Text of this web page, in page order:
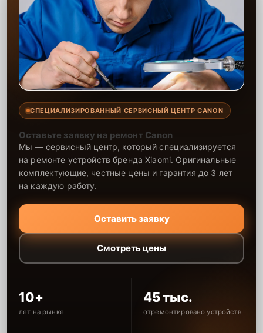
СПЕЦИАЛИЗИРОВАННЫЙ СЕРВИСНЫЙ ЦЕНТР CANON
Оставьте заявку на ремонт Canon
Мы — сервисный центр, который специализируется
на ремонте устройств бренда Xiaomi. Оригинальные
комплектующие, честные цены и гарантия до 3 лет
на каждую работу.
Оставить заявку
Смотреть цены
10+
лет на рынке
45 тыс.
отремонтировано устройств